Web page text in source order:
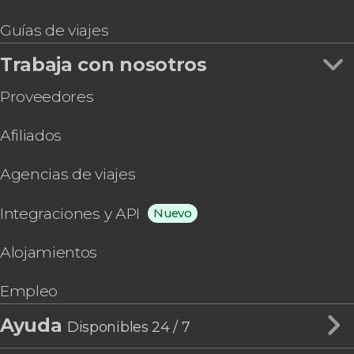
Guías de viajes
Trabaja con nosotros
Proveedores
Afiliados
Agencias de viajes
Integraciones y API Nuevo
Alojamientos
Empleo
Ayuda Disponibles 24 / 7